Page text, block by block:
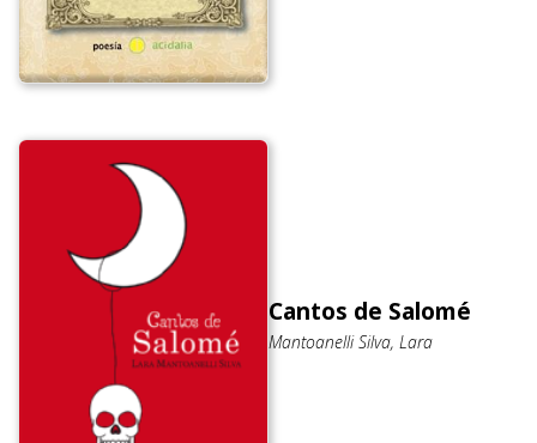
Cantos de Salomé
Mantoanelli Silva, Lara